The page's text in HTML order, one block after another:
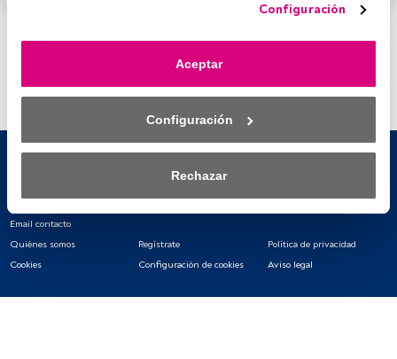
anuncios que ves podrían dejar de ser relevantes para ti.
momento haciendo clic en el enlace «Preferencias de
privacidad» que aparece en la parte inferior de la página
la izquierda de la página web). Tus opciones tendrán
saber más, consulta nuestra política de privacidad.
datos para proporcionar:
activamente las características del dispositivo para su
identificación. Almacenar la información en un dispositivo
Configuración
Aceptar
Configuración
Rechazar
Email contacto
Quiénes somos
Regístrate
Política de privacidad
Cookies
Configuración de cookies Aviso legal